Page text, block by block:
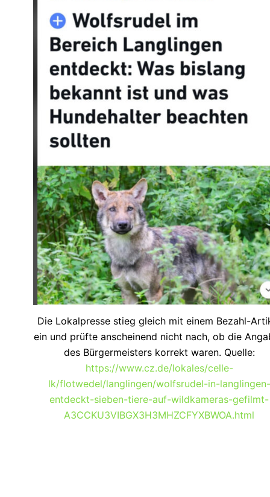
Die Lokalpresse stieg gleich mit einem Bezahl-
ein und prüfte anscheinend nicht nach, ob die
des Bürgermeisters korrekt waren. Quelle:
https://www.cz.de/lokales/celle-
lk/flotwedel/langlingen/wolfsrudel-in-langlingen-
entdeckt-sieben-tiere-auf-wildkameras-gefilmt-
A3CCKU3VIBGX3H3MHZCFYXBWOA.html